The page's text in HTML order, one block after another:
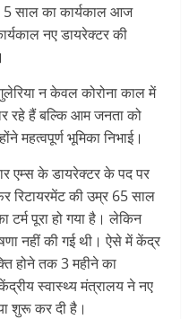
5 साल का कार्यकाल आज
नए डायरेक्टर की
न केवल कोरोना काल में
रहे हैं बल्कि आम जनता को
महत्वपूर्ण भूमिका निभाई।
एम्स के डायरेक्टर के पद पर
रिटायरमेंट की उम्र 65 साल
पूरा हो गया है। लेकिन
नहीं की गई थी। ऐसे में केंद्र
होने तक 3 महीने का
स्वास्थ्य मंत्रालय ने नए
शुरू कर दी है।